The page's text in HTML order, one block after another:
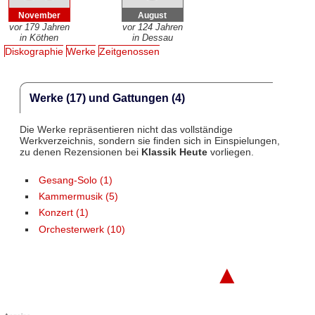
November
vor 179 Jahren
in Köthen
August
vor 124 Jahren
in Dessau
Diskographie Werke Zeitgenossen
Werke (17) und Gattungen (4)
Die Werke repräsentieren nicht das vollständige
Werkverzeichnis, sondern sie finden sich in Einspielungen,
zu denen Rezensionen bei Klassik Heutevorliegen.
Gesang-Solo (1)
Kammermusik (5)
Konzert (1)
Orchesterwerk (10)
▲